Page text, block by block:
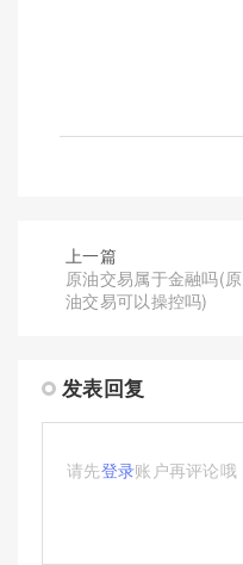
上一篇
原油交易属于金融吗(原
油交易可以操控吗)
发表回复
请先登录账户再评论哦